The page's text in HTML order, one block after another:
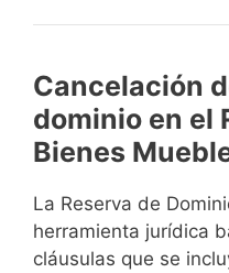
Cancelación
dominio en el
Bienes
La Reserva de
herramienta jurídica
cláusulas que se